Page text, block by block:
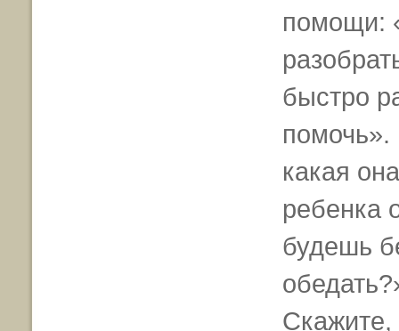
помощи:
быстро
какая
ребенка
будешь
Скажите,